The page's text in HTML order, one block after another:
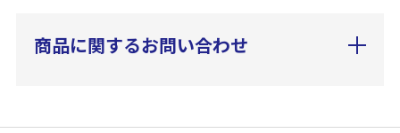
商品に関するお問い合わせ